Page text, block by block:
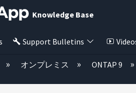
Knowledge Base
Support Bulletins
バル階層を展開/折りた
オンプレミス ONTAP 9